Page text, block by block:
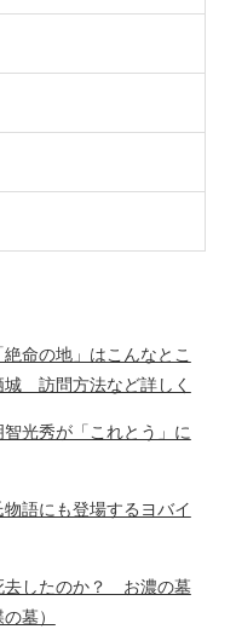
命の地」はこんなとこ
訪問方法など詳しく
光秀が「これとう」に
語にも登場するヨバイ
去したのか？ お濃の墓
墓）